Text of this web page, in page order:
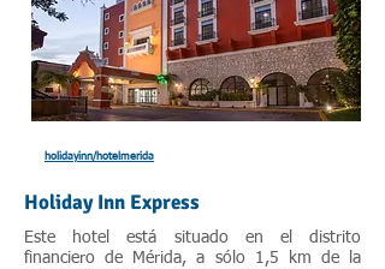
holidayinn/hotelmerida
Holiday Inn Express
Este hotel está situado en el distrito
financiero de Mérida, a sólo 1,5 km de la